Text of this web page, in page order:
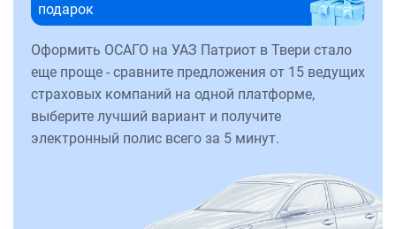
подарок
Оформить ОСАГО на УАЗ Патриот в Твери стало
еще проще - сравните предложения от 15 ведущих
страховых компаний на одной платформе,
выберите лучший вариант и получите
электронный полис всего за 5 минут.